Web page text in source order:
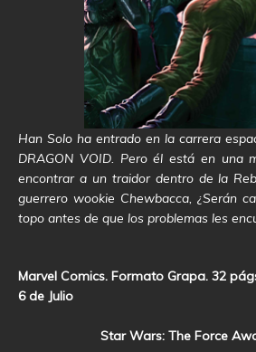
Han Solo ha entrado en la carrera
DRAGON VOID. Pero él está en una
encontrar a un traidor dentro de la
guerrero wookie Chewbacca, ¿Serán
topo antes de que los problemas les
Marvel Comics. Formato Grapa. 32
6 de Julio
Star Wars: The Force